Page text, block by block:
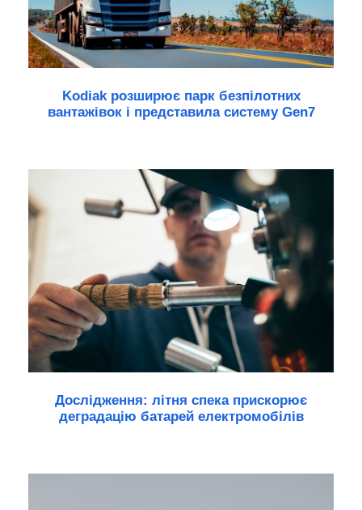
Kodiak розширює парк безпілотних
вантажівок і представила систему Gen7
Дослідження: літня спека прискорює
деградацію батарей електромобілів